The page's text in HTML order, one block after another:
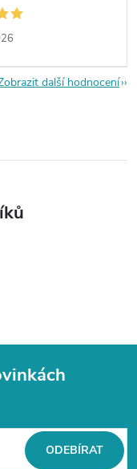
další hodnocení
ODEBÍRAT